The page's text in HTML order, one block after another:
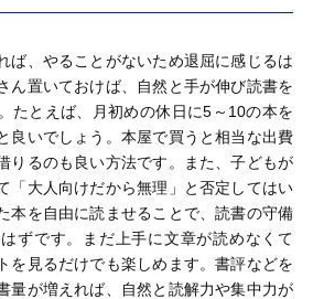
ば、やることがないため退屈に感じるは
ん置いておけば、自然と手が伸び読書を
たとえば、月初めの休日に5～10の本を
良いでしょう。本屋で買うと相当な出費
りるのも良い方法です。また、子どもが
「大人向けだから無理」と否定してはい
本を自由に読ませることで、読書の守備
ずです。まだ上手に文章が読めなくて
を見るだけでも楽しめます。書評などを
量が増えれば、自然と読解力や集中力が